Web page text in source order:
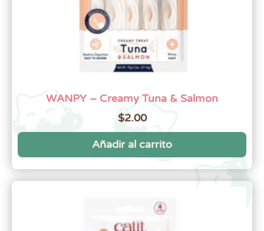
WANPY – Creamy Tuna & Salmon
$2.00
Añadir al carrito